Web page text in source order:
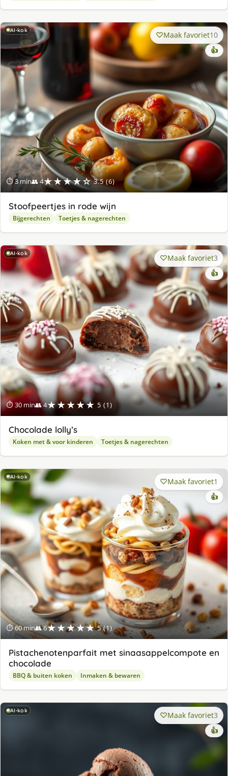
AI-kok
⏱ 3 min👥 4★★★★☆ 3.5 (6)
Maak favoriet10
👍
Stoofpeertjes in rode wijn
Bijgerechten Toetjes & nagerechten
AI-kok
⏱ 30 min👥 4★★★★★ 5 (1)
Maak favoriet3
👍
Chocolade lolly’s
Koken met & voor kinderen Toetjes & nagerechten
AI-kok
⏱ 60 min👥 6★★★★★ 5 (1)
Maak favoriet1
👍
Pistachenotenparfait met sinaasappelcompote en
chocolade
BBQ & buiten koken Inmaken & bewaren
AI-kok Maak favoriet3
👍